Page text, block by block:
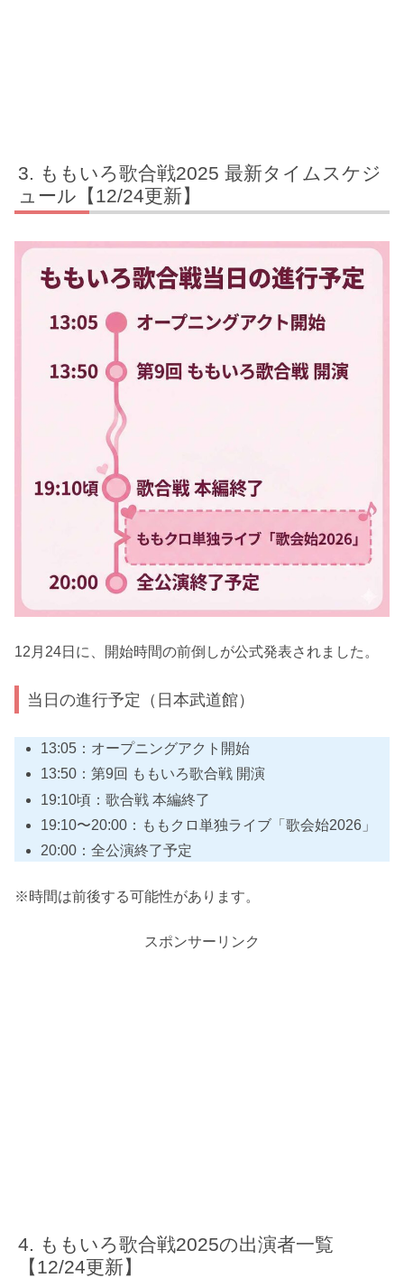
ももいろ歌合戦2025 最新タイムスケジ
ュール【12/24更新】
12月24日に、開始時間の前倒しが公式発表されました。
当日の進行予定（日本武道館）
13:05：オープニングアクト開始
13:50：第9回 ももいろ歌合戦 開演
19:10頃：歌合戦 本編終了
19:10〜20:00：ももクロ単独ライブ「歌会始2026」
20:00：全公演終了予定
※時間は前後する可能性があります。
スポンサーリンク
ももいろ歌合戦2025の出演者一覧
【12/24更新】